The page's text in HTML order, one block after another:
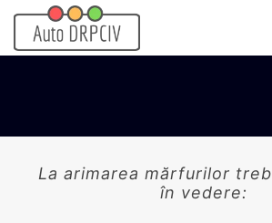
La arimarea mărfurilor
în vedere: